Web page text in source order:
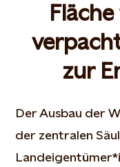
zur
Der Ausbau der
der zentralen